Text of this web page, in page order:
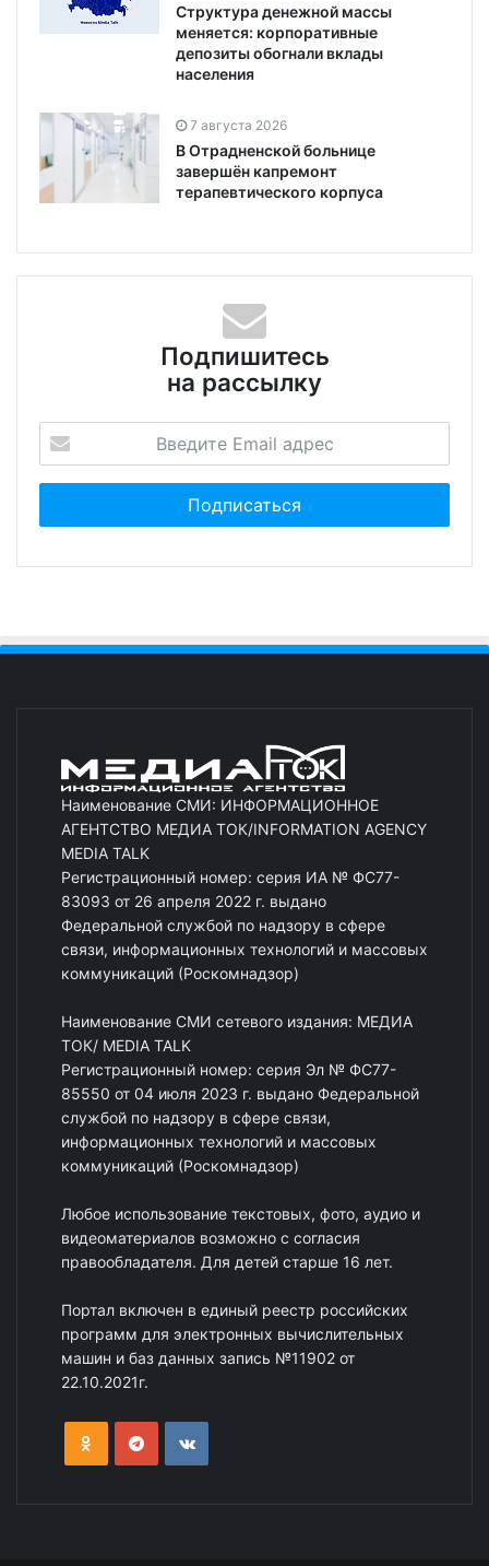
Структура денежной массы
меняется: корпоративные
депозиты обогнали вклады
населения
7 августа 2026
В Отрадненской больнице
завершён капремонт
терапевтического корпуса
Подпишитесь
на рассылку
Наименование СМИ: ИНФОРМАЦИОННОЕ
АГЕНТСТВО МЕДИА ТОК/INFORMATION AGENCY
MEDIA TALK
Регистрационный номер: серия ИА № ФС77-
83093 от 26 апреля 2022 г. выдано
Федеральной службой по надзору в сфере
связи, информационных технологий и массовых
коммуникаций (Роскомнадзор)
Наименование СМИ сетевого издания: МЕДИА
ТОК/ MEDIA TALK
Регистрационный номер: серия Эл № ФС77-
85550 от 04 июля 2023 г. выдано Федеральной
службой по надзору в сфере связи,
информационных технологий и массовых
коммуникаций (Роскомнадзор)
Любое использование текстовых, фото, аудио и
видеоматериалов возможно с согласия
правообладателя. Для детей старше 16 лет.
Портал включен в единый реестр российских
программ для электронных вычислительных
машин и баз данных запись №11902 от
22.10.2021г.